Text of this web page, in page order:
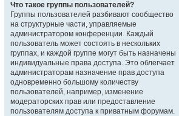
Что такое группы пользователей?
Группы пользователей разбивают сообщество
на структурные части, управляемые
администратором конференции. Каждый
пользователь может состоять в нескольких
группах, и каждой группе могут быть назначены
индивидуальные права доступа. Это облегчает
администраторам назначение прав доступа
одновременно большому количеству
пользователей, например, изменение
модераторских прав или предоставление
пользователям доступа к приватным форумам.